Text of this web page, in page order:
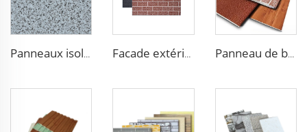
Panneaux isolants légers en mousse de polystyrène Panneaux sandwich en polystyrène Panneau EPS pour salon Facade extérieure de bâtiment en panneaux sandwich en mousse polyuréthane avec revêtement métallique Panneau de bardage extérieur étanche à haut rendement et bas coût panneaux de bardage en aluminium pour murs extérieurs